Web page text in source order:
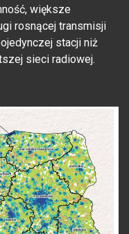
większe
rosnącej transmisji
stacji niż
sieci radiowej.